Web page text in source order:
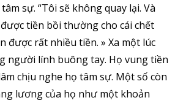
sự. “Tôi sẽ không quay lại. Và
tiền bồi thường cho cái chết
được rất nhiều tiền. » Xa một lúc
người lính buông tay. Họ vung tiền
chịu nghe họ tâm sự. Một số còn
lương của họ như một khoản